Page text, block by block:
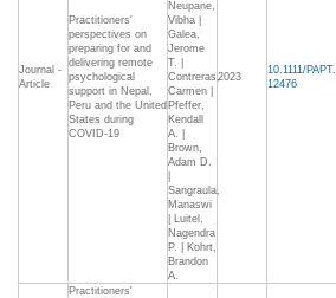
Journal -
Article
Practitioners'
perspectives on
preparing for and
delivering remote
psychological
support in Nepal,
Peru and the United
States during
COVID-19
Neupane,
Vibha |
Galea,
Jerome
T. |
Contreras,
Carmen |
Pfeffer,
Kendall
A. |
Brown,
Adam D.
Sangraula,
Manaswi
| Luitel,
Nagendra
P. | Kohrt,
Brandon
A.
2023
10.1111/PAPT.
12476
Practitioners'